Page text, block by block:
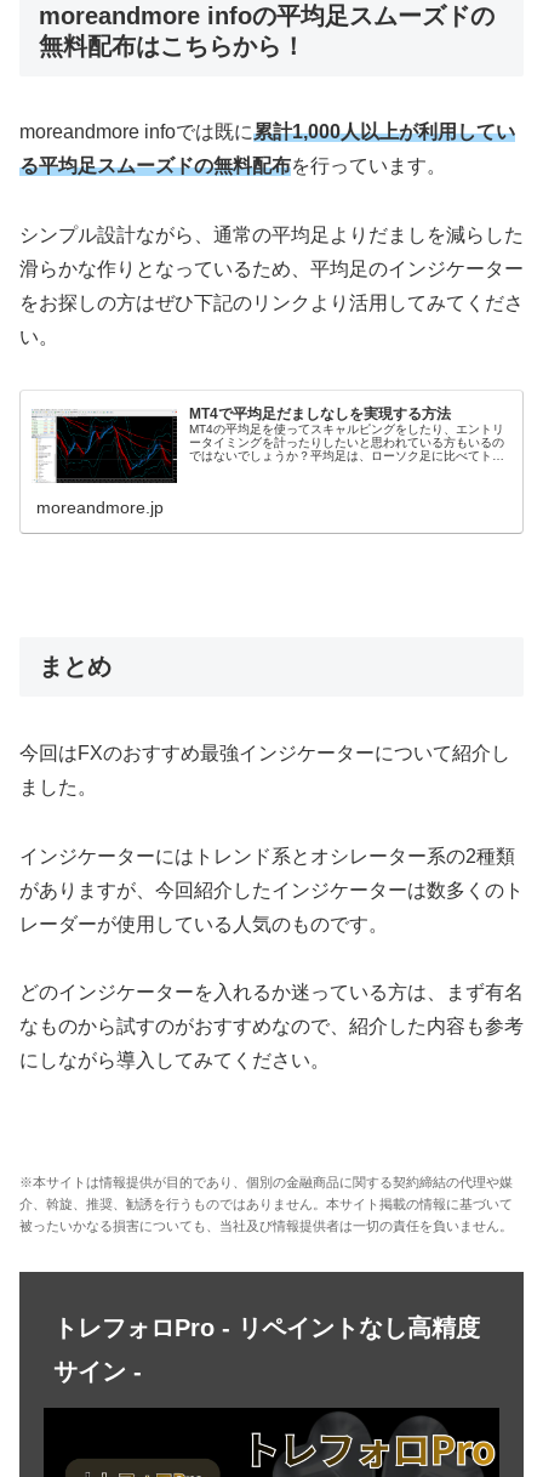
moreandmore infoの平均足スムーズドの
無料配布はこちらから！
moreandmore infoでは既に累計1,000人以上が利用してい
る平均足スムーズドの無料配布を行っています。
シンプル設計ながら、通常の平均足よりだましを減らした
滑らかな作りとなっているため、平均足のインジケーター
をお探しの方はぜひ下記のリンクより活用してみてくださ
い。
MT4で平均足だましなしを実現する方法
MT4の平均足を使ってスキャルピングをしたり、エントリ
ータイミングを計ったりしたいと思われている方もいるの
ではないでしょうか？平均足は、ローソク足に比べてトレ
moreandmore.jp
まとめ
今回はFXのおすすめ最強インジケーターについて紹介し
ました。
インジケーターにはトレンド系とオシレーター系の2種類
がありますが、今回紹介したインジケーターは数多くのト
レーダーが使用している人気のものです。
どのインジケーターを入れるか迷っている方は、まず有名
なものから試すのがおすすめなので、紹介した内容も参考
にしながら導入してみてください。
※本サイトは情報提供が目的であり、個別の金融商品に関する契約締結の代理や媒
介、斡旋、推奨、勧誘を行うものではありません。本サイト掲載の情報に基づいて
被ったいかなる損害についても、当社及び情報提供者は一切の責任を負いません。
トレフォロPro - リペイントなし高精度
サイン -